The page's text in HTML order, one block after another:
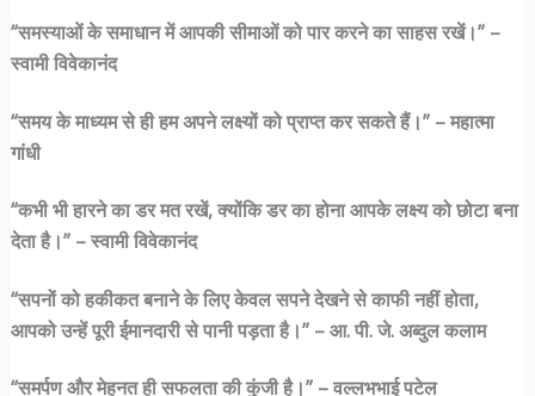
“समस्याओं के समाधान में आपकी सीमाओं को पार करने का साहस रखें।” –
स्वामी विवेकानंद
“समय के माध्यम से ही हम अपने लक्ष्यों को प्राप्त कर सकते हैं।” – महात्मा
गांधी
“कभी भी हारने का डर मत रखें, क्योंकि डर का होना आपके लक्ष्य को छोटा बना
देता है।” – स्वामी विवेकानंद
“सपनों को हकीकत बनाने के लिए केवल सपने देखने से काफी नहीं होता,
आपको उन्हें पूरी ईमानदारी से पानी पड़ता है।” – आ. पी. जे. अब्दुल कलाम
“समर्पण और मेहनत ही सफलता की कुंजी है।” – वल्लभभाई पटेल